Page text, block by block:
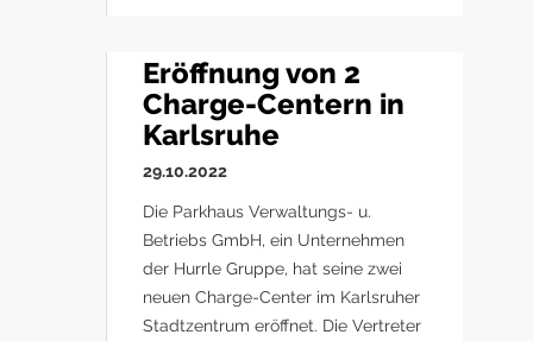
Eröffnung von 2
Charge-Centern in
Karlsruhe
29.10.2022
Die Parkhaus Verwaltungs- u.
Betriebs GmbH, ein Unternehmen
der Hurrle Gruppe, hat seine zwei
neuen Charge-Center im Karlsruher
Stadtzentrum eröffnet. Die Vertreter